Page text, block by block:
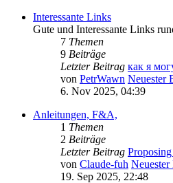
Interessante Links
Gute und Interessante Links
7 Themen
9 Beiträge
Letzter Beitrag как я
von PetrWawn Neuester
6. Nov 2025, 04:39
Anleitungen, F&A,
1 Themen
2 Beiträge
Letzter Beitrag
von Claude-fuh Neuester
19. Sep 2025, 22:48